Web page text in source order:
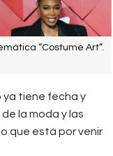
“Costume Art”.
ya tiene fecha y
la moda y las
que está por venir